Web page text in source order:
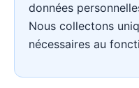
données
Nous collectons
nécessaires au